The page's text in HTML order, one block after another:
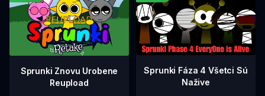
Sprunki Znovu Urobene
Reupload
Sprunki Fáza 4 Všetci Sú
Nažive